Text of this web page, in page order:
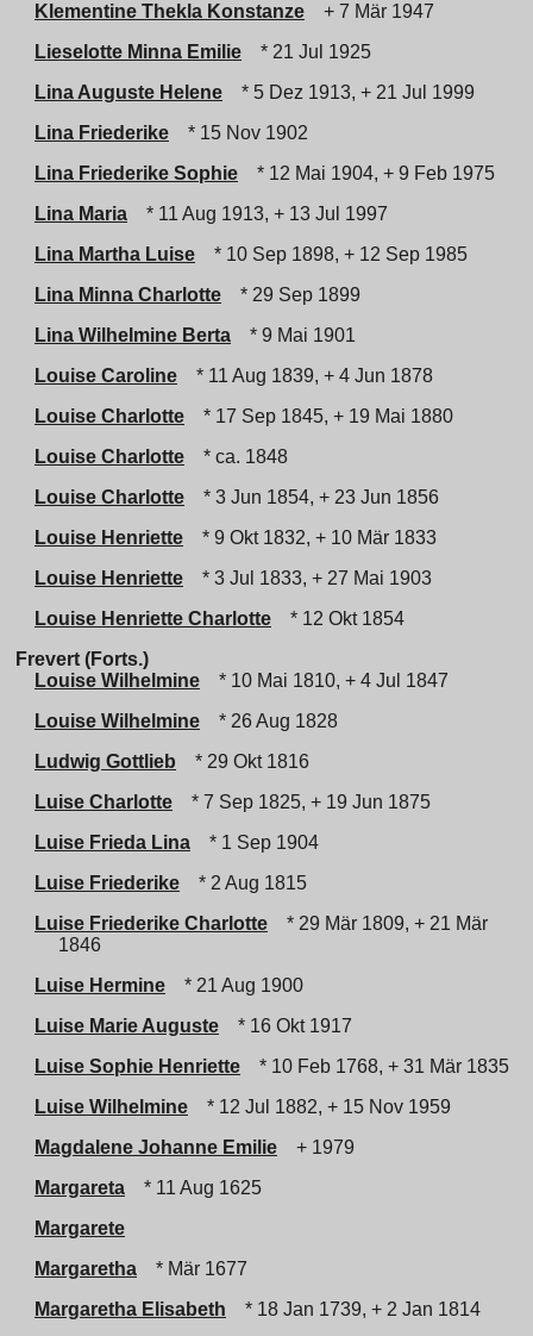
Klementine Thekla Konstanze
+ 7 Mär 1947
Lieselotte Minna Emilie
* 21 Jul 1925
Lina Auguste Helene
* 5 Dez 1913, + 21 Jul 1999
Lina Friederike
* 15 Nov 1902
Lina Friederike Sophie
* 12 Mai 1904, + 9 Feb 1975
Lina Maria
* 11 Aug 1913, + 13 Jul 1997
Lina Martha Luise
* 10 Sep 1898, + 12 Sep 1985
Lina Minna Charlotte
* 29 Sep 1899
Lina Wilhelmine Berta
* 9 Mai 1901
Louise Caroline
* 11 Aug 1839, + 4 Jun 1878
Louise Charlotte
* 17 Sep 1845, + 19 Mai 1880
Louise Charlotte
* ca. 1848
Louise Charlotte
* 3 Jun 1854, + 23 Jun 1856
Louise Henriette
* 9 Okt 1832, + 10 Mär 1833
Louise Henriette
* 3 Jul 1833, + 27 Mai 1903
Louise Henriette Charlotte
* 12 Okt 1854
Frevert (Forts.)
Louise Wilhelmine
* 10 Mai 1810, + 4 Jul 1847
Louise Wilhelmine
* 26 Aug 1828
Ludwig Gottlieb
* 29 Okt 1816
Luise Charlotte
* 7 Sep 1825, + 19 Jun 1875
Luise Frieda Lina
* 1 Sep 1904
Luise Friederike
* 2 Aug 1815
Luise Friederike Charlotte
* 29 Mär 1809, + 21 Mär
1846
Luise Hermine
* 21 Aug 1900
Luise Marie Auguste
* 16 Okt 1917
Luise Sophie Henriette
* 10 Feb 1768, + 31 Mär 1835
Luise Wilhelmine
* 12 Jul 1882, + 15 Nov 1959
Magdalene Johanne Emilie
+ 1979
Margareta
* 11 Aug 1625
Margarete
Margaretha
* Mär 1677
Margaretha Elisabeth
* 18 Jan 1739, + 2 Jan 1814